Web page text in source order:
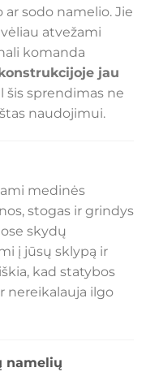
sodo namelio. Jie
atvežami
komanda
jau
šis sprendimas ne
naudojimui.
medinės
stogas ir grindys
skydų
į jūsų sklypą ir
kad statybos
nereikalauja ilgo
namelių